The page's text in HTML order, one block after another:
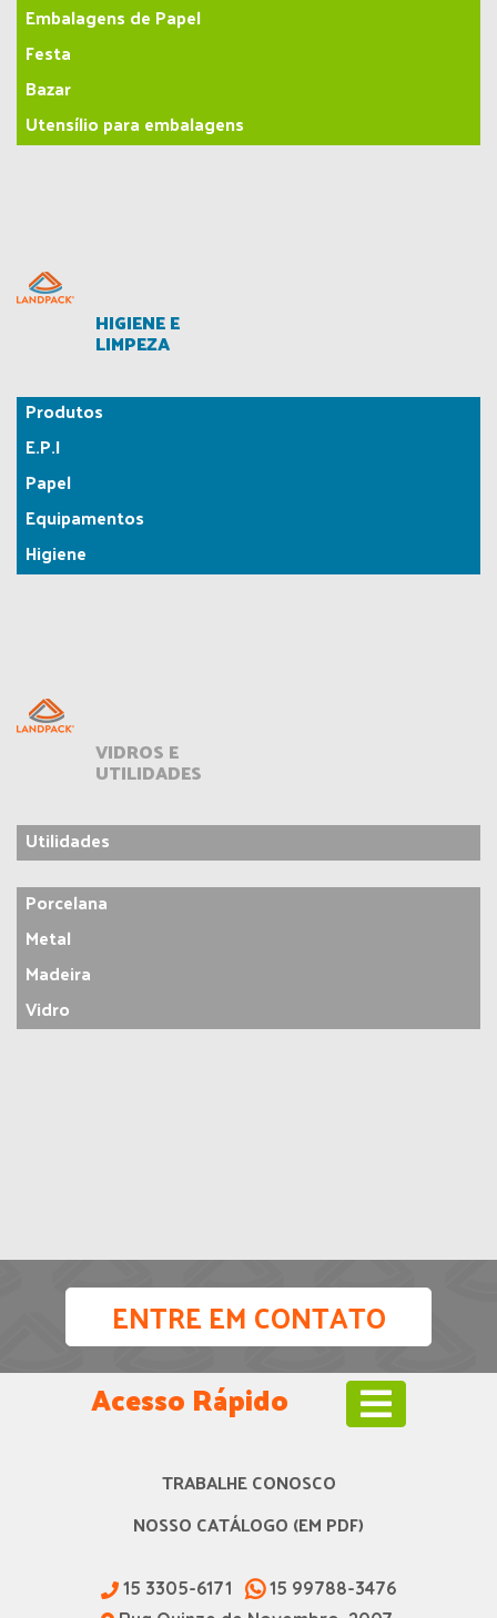
Embalagens de Papel
Festa
Bazar
Utensílio para embalagens
HIGIENE E
LIMPEZA
Produtos
E.P.I
Papel
Equipamentos
Higiene
VIDROS E
UTILIDADES
Utilidades
Porcelana
Metal
Madeira
Vidro
ENTRE EM CONTATO
Acesso Rápido
TRABALHE CONOSCO
NOSSO CATÁLOGO (EM PDF)
15 3305-6171
15 99788-3476